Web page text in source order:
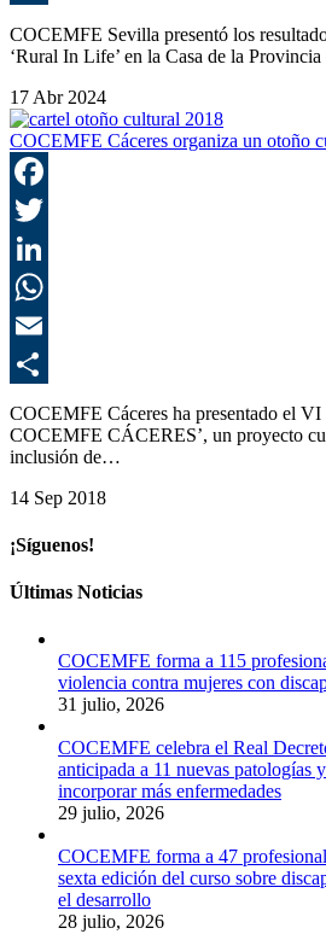
COCEMFE Sevilla presentó los
‘Rural In Life’ en la Casa de la
17 Abr 2024
COCEMFE Cáceres organiza un otoño
COCEMFE Cáceres ha presentado el
COCEMFE CÁCERES’, un proyecto
inclusión de…
14 Sep 2018
¡Síguenos!
Últimas Noticias
COCEMFE forma a 115
violencia contra mujeres con
31 julio, 2026
COCEMFE celebra el Real
anticipada a 11 nuevas patologías
incorporar más enfermedades
29 julio, 2026
COCEMFE forma a 47
sexta edición del curso sobre
el desarrollo
28 julio, 2026